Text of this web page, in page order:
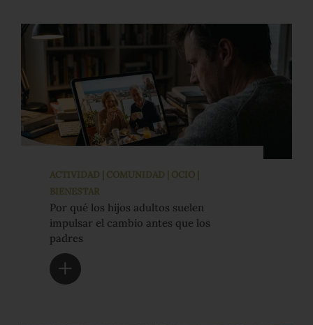
ACTIVIDAD | COMUNIDAD | OCIO |
BIENESTAR
Por qué los hijos adultos suelen
impulsar el cambio antes que los
padres